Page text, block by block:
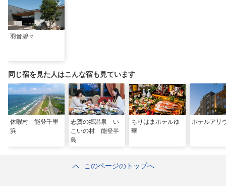
羽音碧々
同じ宿を見た人はこんな宿も見ています
休暇村 能登千里
浜
志賀の郷温泉 い
こいの村 能登半
島
ちりはまホテルゆ
華
ホテルアリ
このページのトップへ